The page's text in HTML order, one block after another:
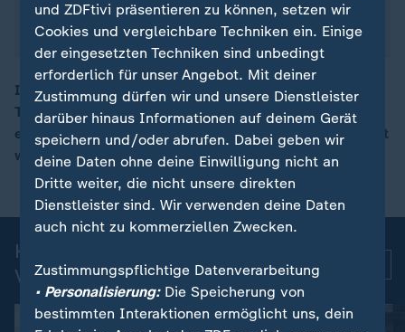
00:16
In der Straße von Hormus ist offenbar erneut ein
Tanker angegriffen worden. Die Besatzung meldete
einen Treffer durch ein unbekanntes Geschoss. Verletzt
wurde niemand.
Kurznachrichten: Aktuelle
Videos
und ZDFtivi präsentieren zu können, setzen wir
Cookies und vergleichbare Techniken ein. Einige
der eingesetzten Techniken sind unbedingt
erforderlich für unser Angebot. Mit deiner
Zustimmung dürfen wir und unsere Dienstleister
darüber hinaus Informationen auf deinem Gerät
speichern und/oder abrufen. Dabei geben wir
deine Daten ohne deine Einwilligung nicht an
Dritte weiter, die nicht unsere direkten
Dienstleister sind. Wir verwenden deine Daten
auch nicht zu kommerziellen Zwecken.
Zustimmungspflichtige Datenverarbeitung
• Personalisierung:Die Speicherung von
bestimmten Interaktionen ermöglicht uns, dein